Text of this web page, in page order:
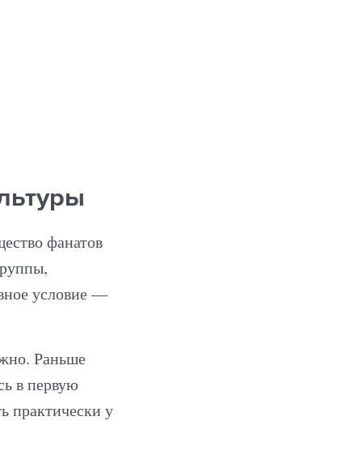
фанатов
условие —
Раньше
в первую
практически у